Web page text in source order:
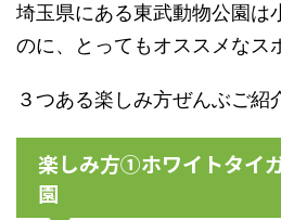
埼玉県にある東武動物公園は
のに、とってもオススメなス
３つある楽しみ方ぜんぶご紹
楽しみ方①ホワイトタイ
園